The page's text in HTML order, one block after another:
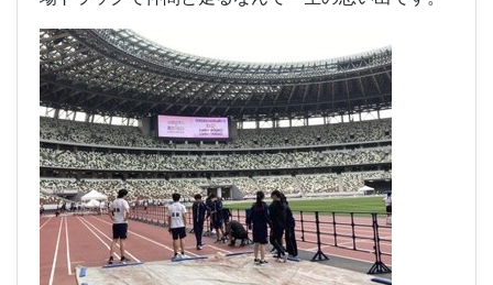
学校ブログ
MINATO東京2020レガシーイベントへ
2023年3月21日10時06分
MINATO東京2020レガシーイベントに本校代表2.3
年生生徒が出場します。学校対抗リレーで国立競技
場トラックで仲間と走るなんて一生の思い出です。